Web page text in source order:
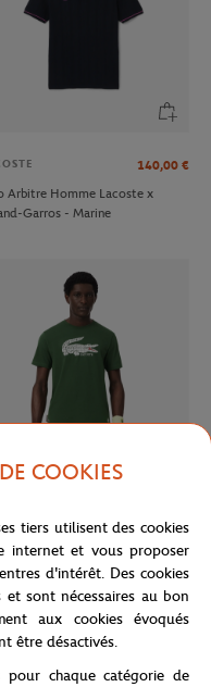
140,00 €
Arbitre Homme Lacoste x
Garros - Marine
Performance homme Lacoste
Garros - Vert
COOKIES
tiers utilisent des cookies
internet et vous proposer
d'intérêt. Des cookies
sont nécessaires au bon
aux cookies évoqués
être désactivés.
pour chaque catégorie de